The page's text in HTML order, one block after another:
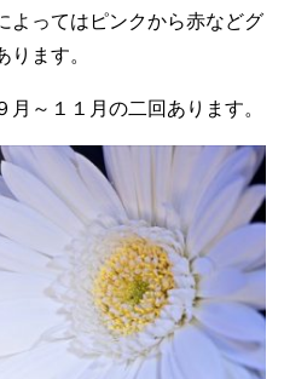
よってはピンクから赤などグ
ます。
～１１月の二回あります。